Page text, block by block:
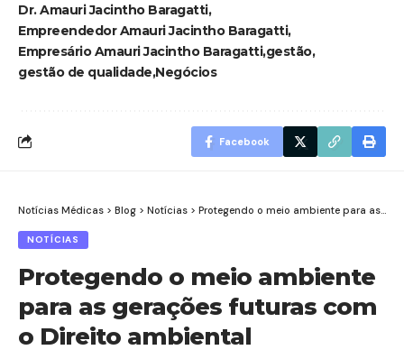
Dr. Amauri Jacintho Baragatti
Empreendedor Amauri Jacintho Baragatti
Empresário Amauri Jacintho Baragattigestão
gestão de qualidade Negócios
Facebook
Notícias Médicas > Blog > Notícias > Protegendo o meio ambiente para as gerações futuras com o Direito ambiental
NOTÍCIAS
Protegendo o meio ambiente
para as gerações futuras com
o Direito ambiental